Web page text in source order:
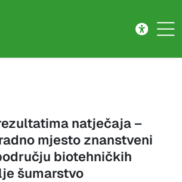
natječaja –
mjesto znanstveni
biotehničkih
šumarstvo